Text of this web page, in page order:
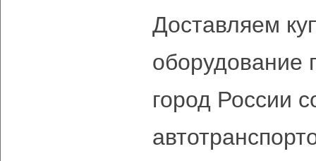
Доставляем
оборудование
город России